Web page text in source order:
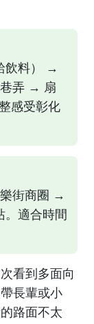
飲料） →
弄 → 扇
感受彰化
街商圈 →
適合時間
看到多面向
長輩或小
路面不太